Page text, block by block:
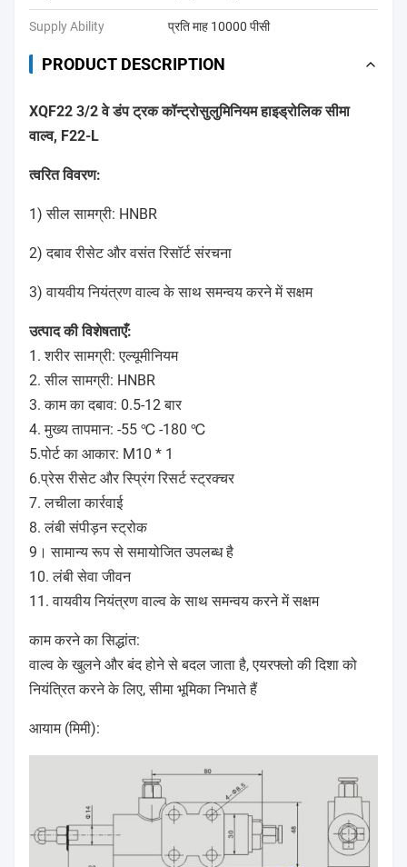
Supply Ability प्रति माह 10000 पीसी
PRODUCT DESCRIPTION
XQF22 3/2 वे डंप ट्रक कॉन्ट्रोसुलुमिनियम हाइड्रोलिक सीमा
वाल्व, F22-L
त्वरित विवरण:
1) सील सामग्री: HNBR
2) दबाव रीसेट और वसंत रिसॉर्ट संरचना
3) वायवीय नियंत्रण वाल्व के साथ समन्वय करने में सक्षम
उत्पाद की विशेषताएँ:
1. शरीर सामग्री: एल्यूमीनियम
2. सील सामग्री: HNBR
3. काम का दबाव: 0.5-12 बार
4. मुख्य तापमान: -55 ℃ -180 ℃
5.पोर्ट का आकार: M10 * 1
6.प्रेस रीसेट और स्प्रिंग रिसर्ट स्ट्रक्चर
7. लचीला कार्रवाई
8. लंबी संपीड़न स्ट्रोक
9। सामान्य रूप से समायोजित उपलब्ध है
10. लंबी सेवा जीवन
11. वायवीय नियंत्रण वाल्व के साथ समन्वय करने में सक्षम
काम करने का सिद्धांत:
वाल्व के खुलने और बंद होने से बदल जाता है, एयरफ्लो की दिशा को
नियंत्रित करने के लिए, सीमा भूमिका निभाते हैं
आयाम (मिमी):